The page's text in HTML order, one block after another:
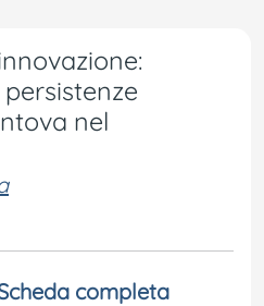
nel
completa